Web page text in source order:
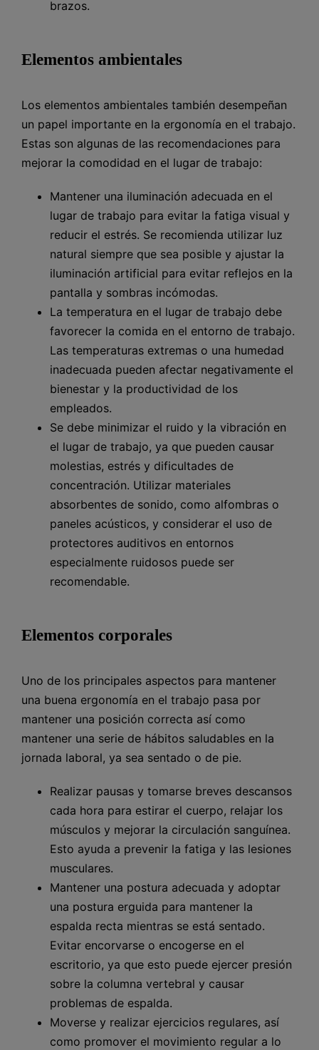
brazos.
Elementos ambientales
Los elementos ambientales también desempeñan
un papel importante en la ergonomía en el trabajo.
Estas son algunas de las recomendaciones para
mejorar la comodidad en el lugar de trabajo:
Mantener una iluminación adecuada en el
lugar de trabajo para evitar la fatiga visual y
reducir el estrés. Se recomienda utilizar luz
natural siempre que sea posible y ajustar la
iluminación artificial para evitar reflejos en la
pantalla y sombras incómodas.
La temperatura en el lugar de trabajo debe
favorecer la comida en el entorno de trabajo.
Las temperaturas extremas o una humedad
inadecuada pueden afectar negativamente el
bienestar y la productividad de los
empleados.
Se debe minimizar el ruido y la vibración en
el lugar de trabajo, ya que pueden causar
molestias, estrés y dificultades de
concentración. Utilizar materiales
absorbentes de sonido, como alfombras o
paneles acústicos, y considerar el uso de
protectores auditivos en entornos
especialmente ruidosos puede ser
recomendable.
Elementos corporales
Uno de los principales aspectos para mantener
una buena ergonomía en el trabajo pasa por
mantener una posición correcta así como
mantener una serie de hábitos saludables en la
jornada laboral, ya sea sentado o de pie.
Realizar pausas y tomarse breves descansos
cada hora para estirar el cuerpo, relajar los
músculos y mejorar la circulación sanguínea.
Esto ayuda a prevenir la fatiga y las lesiones
musculares.
Mantener una postura adecuada y adoptar
una postura erguida para mantener la
espalda recta mientras se está sentado.
Evitar encorvarse o encogerse en el
escritorio, ya que esto puede ejercer presión
sobre la columna vertebral y causar
problemas de espalda.
Moverse y realizar ejercicios regulares, así
como promover el movimiento regular a lo